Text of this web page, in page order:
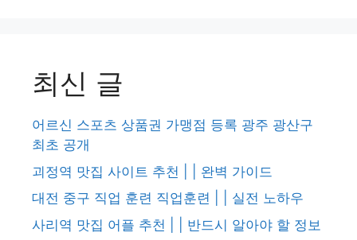
최신 글
어르신 스포츠 상품권 가맹점 등록 광주 광산구
최초 공개
괴정역 맛집 사이트 추천 | | 완벽 가이드
대전 중구 직업 훈련 직업훈련 | | 실전 노하우
사리역 맛집 어플 추천 | | 반드시 알아야 할 정보